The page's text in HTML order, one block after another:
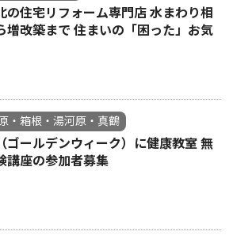
の住宅リフォーム専門店 水まわり相
増改築まで 住まいの「困った」お気
・箱根・湯河原・真鶴
ゴールデンウィーク）に健康教室 無
講座の参加者募集